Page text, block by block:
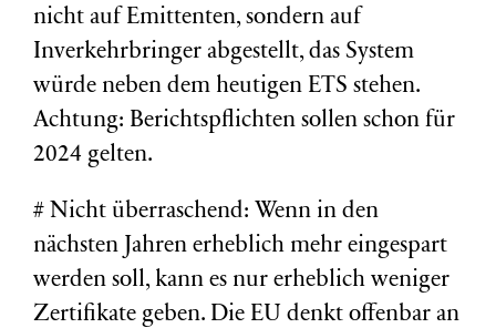
nicht auf Emittenten, sondern auf
Inverkehrbringer abgestellt, das System
würde neben dem heutigen ETS stehen.
Achtung: Berichtspflichten sollen schon für
2024 gelten.
# Nicht überraschend: Wenn in den
nächsten Jahren erheblich mehr eingespart
werden soll, kann es nur erheblich weniger
Zertifikate geben. Die EU denkt offenbar an